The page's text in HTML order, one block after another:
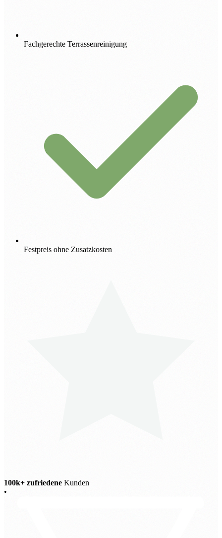
Fachgerechte Terrassenreinigung
Festpreis ohne Zusatzkosten
100k+ zufriedene Kunden
•